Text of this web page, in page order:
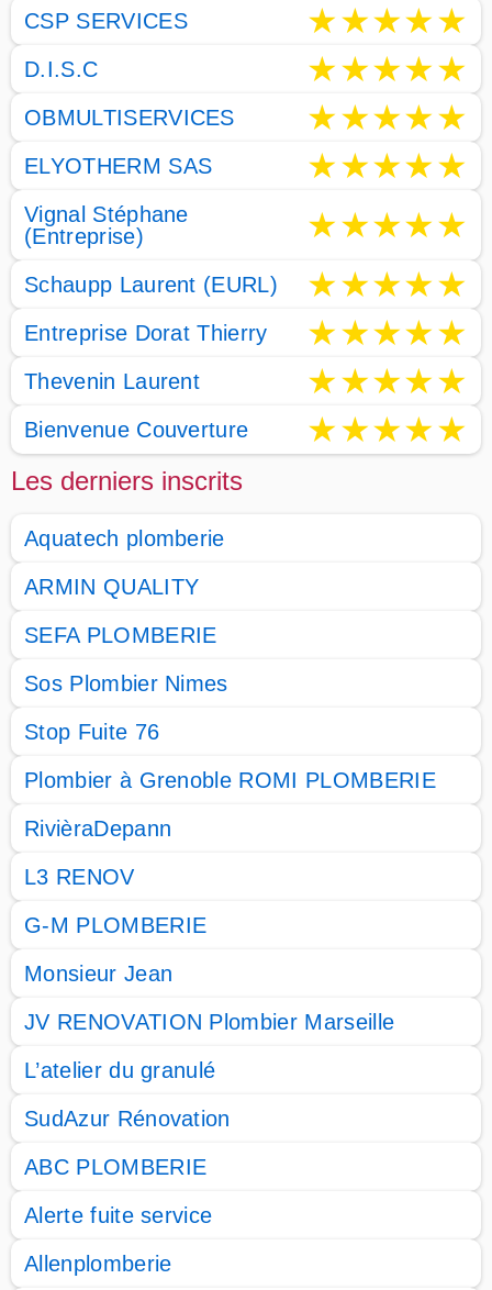
CSP SERVICES ★★★★★
D.I.S.C ★★★★★
OBMULTISERVICES ★★★★★
ELYOTHERM SAS ★★★★★
Vignal Stéphane
(Entreprise)
★★★★★
Schaupp Laurent (EURL) ★★★★★
Entreprise Dorat Thierry ★★★★★
Thevenin Laurent ★★★★★
Bienvenue Couverture ★★★★★
Les derniers inscrits
Aquatech plomberie
ARMIN QUALITY
SEFA PLOMBERIE
Sos Plombier Nimes
Stop Fuite 76
Plombier à Grenoble ROMI PLOMBERIE
RivièraDepann
L3 RENOV
G-M PLOMBERIE
Monsieur Jean
JV RENOVATION Plombier Marseille
L’atelier du granulé
SudAzur Rénovation
ABC PLOMBERIE
Alerte fuite service
Allenplomberie